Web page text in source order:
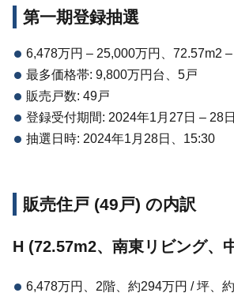
第一期登録抽選
6,478万円 – 25,000万円、72.57m2
最多価格帯: 9,800万円台、5戸
販売戸数: 49戸
登録受付期間: 2024年1月27日 – 28日
抽選日時: 2024年1月28日、15:30
販売住戸 (49戸) の内訳
H (72.57m2、南東リビング、
6,478万円、2階、約294万円 / 坪、